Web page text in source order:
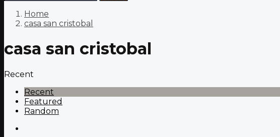
Home
casa san cristobal
casa san cristobal
Recent
Recent
Featured
Random